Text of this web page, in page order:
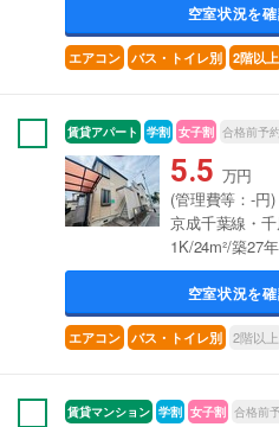
空室状況を
エアコン バス・トイレ別 2階以上
賃貸アパート 学割 女子割 合格前予
5.5 万円
(管理費等：-円)
京成千葉線・
1K/24m²/築27年
空室状況を
エアコン バス・トイレ別 2階以上
賃貸マンション 学割 女子割 合格前